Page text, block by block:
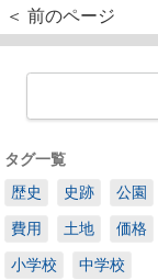
＜ 前のページ
タグ一覧
歴史
史跡 公園
費用 土地 価格
小学校 中学校